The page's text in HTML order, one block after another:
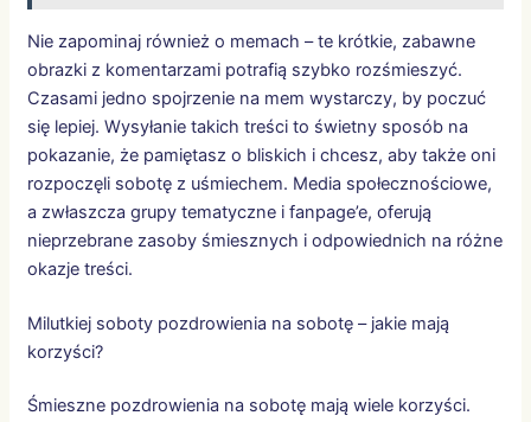
Nie zapominaj również o memach – te krótkie, zabawne
obrazki z komentarzami potrafią szybko rozśmieszyć.
Czasami jedno spojrzenie na mem wystarczy, by poczuć
się lepiej. Wysyłanie takich treści to świetny sposób na
pokazanie, że pamiętasz o bliskich i chcesz, aby także oni
rozpoczęli sobotę z uśmiechem. Media społecznościowe,
a zwłaszcza grupy tematyczne i fanpage’e, oferują
nieprzebrane zasoby śmiesznych i odpowiednich na różne
okazje treści.
Milutkiej soboty pozdrowienia na sobotę – jakie mają
korzyści?
Śmieszne pozdrowienia na sobotę mają wiele korzyści.